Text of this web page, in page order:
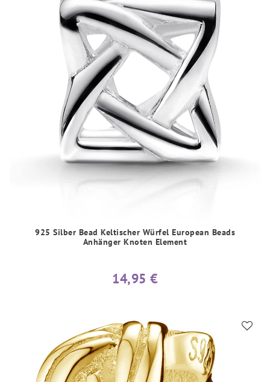
925 Silber Bead Keltischer Würfel European Beads
Anhänger Knoten Element
14,95 €